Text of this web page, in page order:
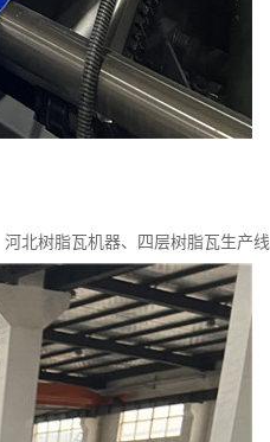
北树脂瓦机器、四层树脂瓦生产线